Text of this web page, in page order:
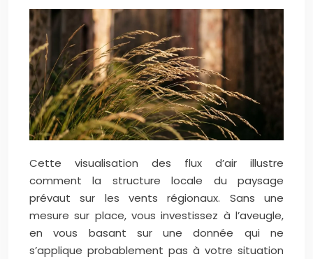
Cette visualisation des flux d’air illustre
comment la structure locale du paysage
prévaut sur les vents régionaux. Sans une
mesure sur place, vous investissez à l’aveugle,
en vous basant sur une donnée qui ne
s’applique probablement pas à votre situation